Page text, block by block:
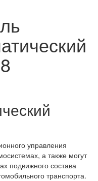
управления
а также могут
подвижного состава
транспорта.